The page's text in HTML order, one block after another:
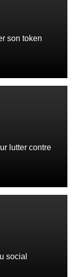
son token
lutter contre
social